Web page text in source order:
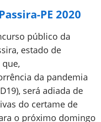
PE 2020
público da
estado de
da pandemia
será adiada de
do certame de
o próximo domingo